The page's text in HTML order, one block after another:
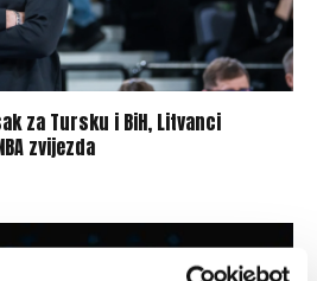
za Tursku i BiH, Litvanci
zvijezda